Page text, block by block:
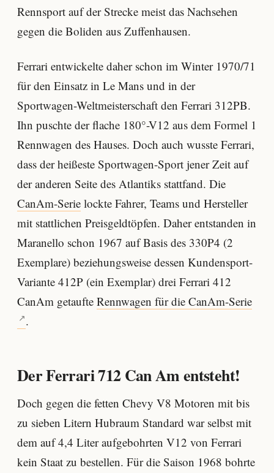
Rennsport auf der Strecke meist das Nachsehen
gegen die Boliden aus Zuffenhausen.
Ferrari entwickelte daher schon im Winter 1970/71
für den Einsatz in Le Mans und in der
Sportwagen-Weltmeisterschaft den Ferrari 312PB.
Ihn puschte der flache 180°-V12 aus dem Formel 1
Rennwagen des Hauses. Doch auch wusste Ferrari,
dass der heißeste Sportwagen-Sport jener Zeit auf
der anderen Seite des Atlantiks stattfand. Die
CanAm-Serie lockte Fahrer, Teams und Hersteller
mit stattlichen Preisgeldtöpfen. Daher entstanden in
Maranello schon 1967 auf Basis des 330P4 (2
Exemplare) beziehungsweise dessen Kundensport-
Variante 412P (ein Exemplar) drei Ferrari 412
CanAm getaufte Rennwagen für die CanAm-Serie
.
Der Ferrari 712 Can Am entsteht!
Doch gegen die fetten Chevy V8 Motoren mit bis
zu sieben Litern Hubraum Standard war selbst mit
dem auf 4,4 Liter aufgebohrten V12 von Ferrari
kein Staat zu bestellen. Für die Saison 1968 bohrte